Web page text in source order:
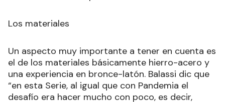
Los materiales
Un aspecto muy importante a tener en cuenta es
el de los materiales básicamente hierro-acero y
una experiencia en bronce-latón. Balassi dic que
“en esta Serie, al igual que con Pandemia el
desafío era hacer mucho con poco, es decir,